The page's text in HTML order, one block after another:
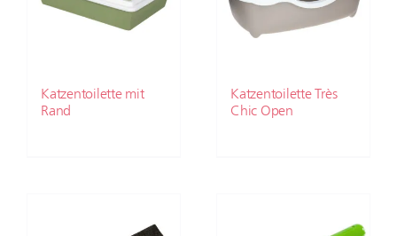
Katzentoilette mit
Rand
Katzentoilette Très
Chic Open